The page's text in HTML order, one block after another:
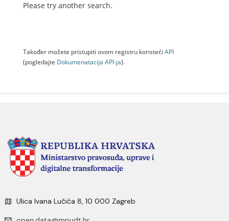
Please try another search.
Također možete pristupiti ovom registru koristeći API
(pogledajte Dokumenаtаcijа API-jа).